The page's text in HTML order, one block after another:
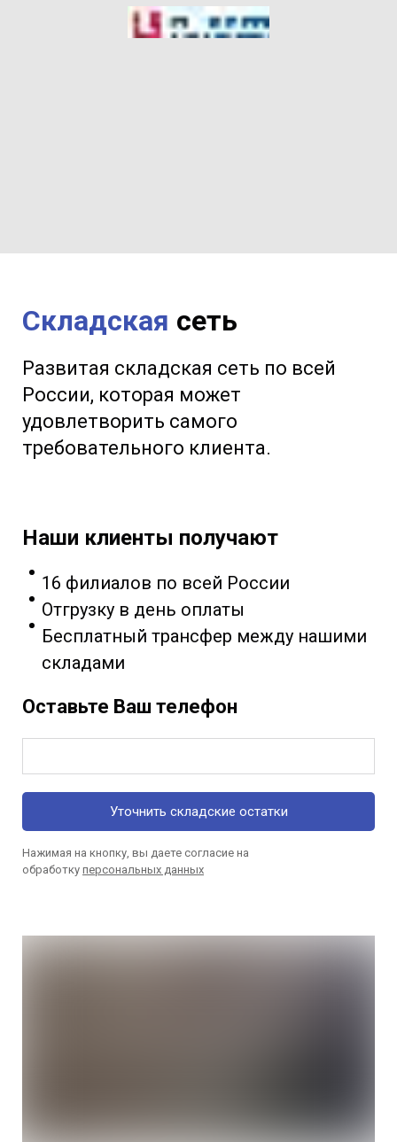
Складская сеть
Развитая складская сеть по всей
России, которая может
удовлетворить самого
требовательного клиента.
Наши клиенты получают
16 филиалов по всей России
Отгрузку в день оплаты
Бесплатный трансфер между нашими
складами
Оставьте Ваш телефон
Уточнить складские остатки
Нажимая на кнопку, вы даете согласие на
обработку персональных данных